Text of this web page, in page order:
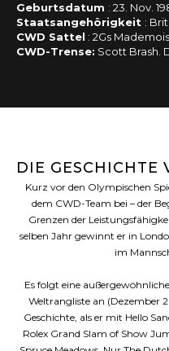
Geburtsdatum : 23. Nov.
Staatsangehörigkeit :
CWD Sattel : 2Gs
CWD-Trense: Scott Brash.
DIE GESCHICHTE
Kurz vor den Olympischen
dem CWD-Team bei – der
Grenzen der
selben Jahr gewinnt er in
im
Es folgt eine
Weltrangliste an (Dezember
Geschichte, als er mit Hello
Rolex Grand Slam of Show